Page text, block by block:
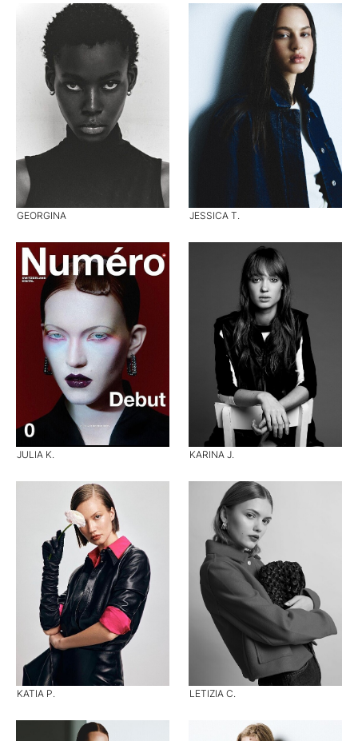
GEORGINA JESSICA T.
JULIA K. KARINA J.
KATIA P. LETIZIA C.